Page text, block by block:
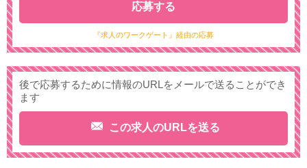
『求人のワークゲート』経由の応募
応募する
後で応募するために情報のURLをメールで送ることができ
ます
この求人のURLを送る